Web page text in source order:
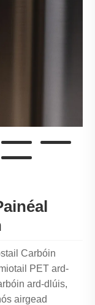
Carbóin
PET ard-
ard-dlúis,
airgead